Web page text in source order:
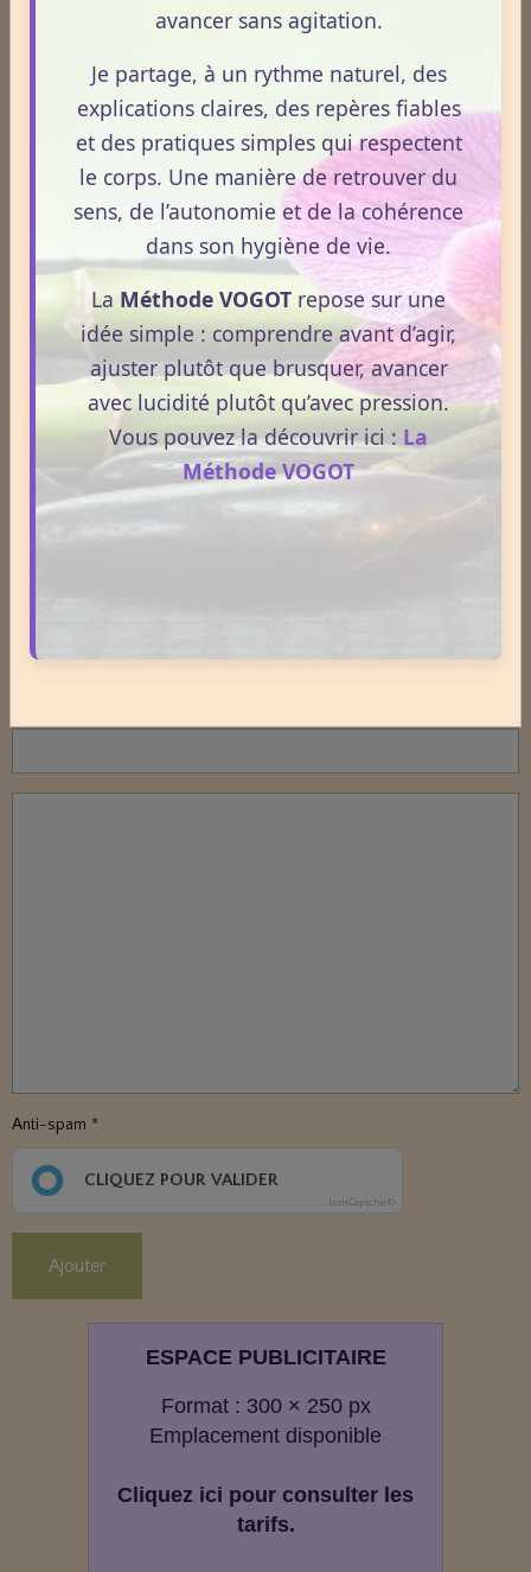
la réglementation française de 2026.
Les télomères protègent l’ADN et régulent le
rythme du vieillissement cellulaire. Leur longueur
influence la vitalité, la régénération et la stabilité
du terrain. Comprendre leur rôle, permet d’adopter
une hygiène de vie plus cohérente et plus
PartagerFacebook
X Email
★★★
vote. Moyenne5 sur 5.
Ajouter un commentaire
Nom
Anti-spam
CLIQUEZ POUR VALIDER
IconCaptcha ©
Ajouter
ESPACE PUBLICITAIRE
Format : 300 × 250 px
Emplacement disponible
Cliquez ici pour consulter les
tarifs.
avancer sans agitation.
Je partage, à un rythme naturel, des
explications claires, des repères fiables
et des pratiques simples qui respectent
le corps. Une manière de retrouver du
sens, de l’autonomie et de la cohérence
dans son hygiène de vie.
La Méthode VOGOT repose sur une
idée simple : comprendre avant d’agir,
ajuster plutôt que brusquer, avancer
avec lucidité plutôt qu’avec pression.
Vous pouvez la découvrir ici : La
Méthode VOGOT